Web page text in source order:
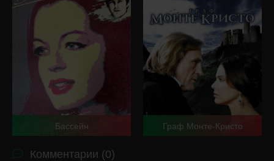
Бассейн Граф Монте-Кристо
Комментарии (0)